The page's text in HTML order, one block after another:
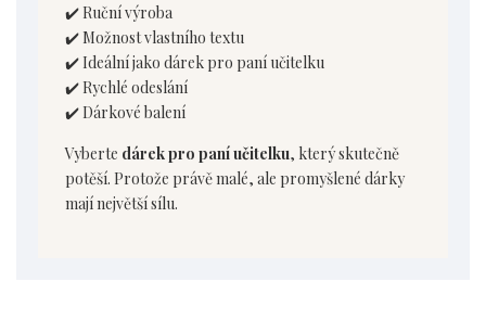
✔️ Ruční výroba
✔️ Možnost vlastního textu
✔️ Ideální jako dárek pro paní učitelku
✔️ Rychlé odeslání
✔️ Dárkové balení
Vyberte dárek pro paní učitelku, který skutečně
potěší. Protože právě malé, ale promyšlené dárky
mají největší sílu.